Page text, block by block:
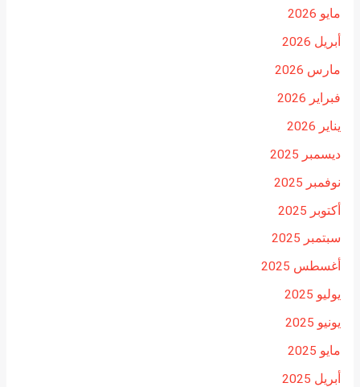
مايو 2026
أبريل 2026
مارس 2026
فبراير 2026
يناير 2026
ديسمبر 2025
نوفمبر 2025
أكتوبر 2025
سبتمبر 2025
أغسطس 2025
يوليو 2025
يونيو 2025
مايو 2025
أبريل 2025